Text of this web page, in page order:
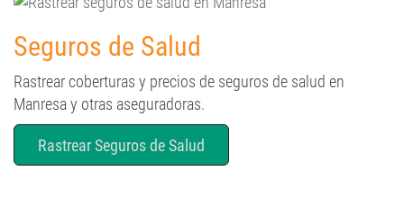
Seguros de Salud
Rastrear coberturas y precios de seguros de salud en
Manresa y otras aseguradoras.
Rastrear Seguros de Salud